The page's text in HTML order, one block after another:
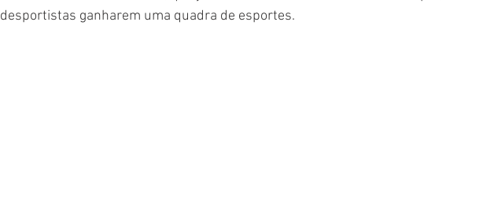
desportistas ganharem uma quadra de esportes.